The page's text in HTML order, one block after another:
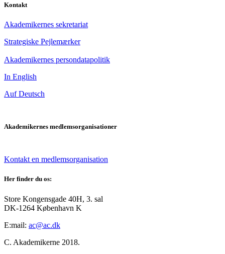
Kontakt
Akademikernes sekretariat
Strategiske Pejlemærker
Akademikernes persondatapolitik
In English
Auf Deutsch
Akademikernes medlemsorganisationer
Kontakt en medlemsorganisation
Her finder du os:
Store Kongensgade 40H, 3. sal
DK-1264 København K
E:mail: ac@ac.dk
C. Akademikerne 2018.